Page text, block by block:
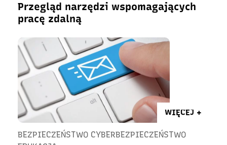
Przegląd narzędzi wspomagających
pracę zdalną
WIĘCEJ +
BEZPIECZEŃSTWO CYBERBEZPIECZEŃSTWO